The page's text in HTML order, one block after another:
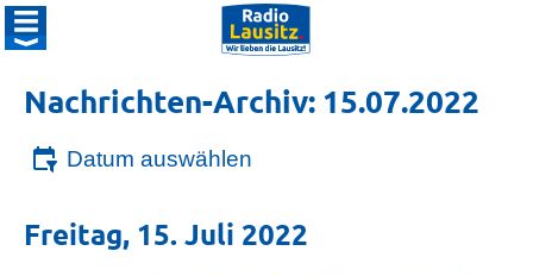
Nachrichten-Archiv: 15.07.2022
Datum auswählen
Freitag, 15. Juli 2022